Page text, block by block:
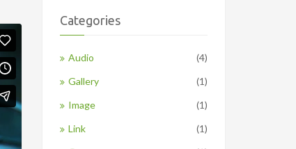
Categories
Audio
(4)
Gallery
(1)
Image
(1)
Link
(1)